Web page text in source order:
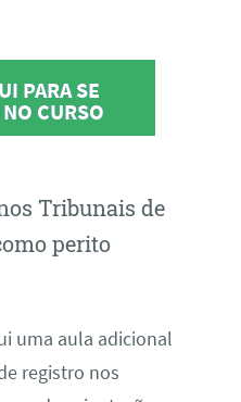
PARA SE
CURSO
Tribunais de
perito
uma aula adicional
registro nos